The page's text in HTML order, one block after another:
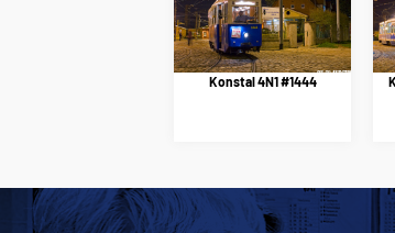
Konstal 4N1 #1444